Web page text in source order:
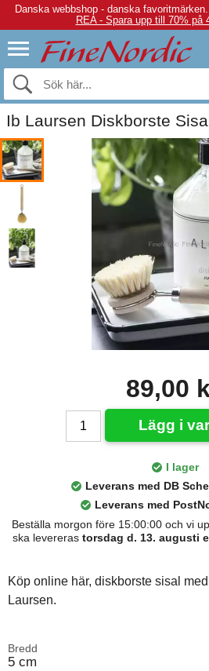
Danska webbshop - danska favoritmärken.
REA - Spara upp till 70% på
Ib Laursen Diskborste
89,00
Lägg i
I lager
Leverans med DB
Leverans med
Beställa morgon före 15:00:00 och vi
ska levereras torsdag d. 13. augusti
Köp online här, diskborste sisal
Laursen.
Bredd
5 cm